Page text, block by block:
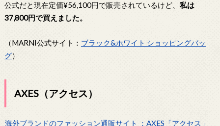
公式だと現在定価¥56,100円で販売されているけど、 私は
37,800円で買えました。
（MARNI公式サイト： ブラック&ホワイト ショッピングバッ
グ）
AXES（アクセス）
海外ブランドのファッション通販サイト ：AXES「アクセス」